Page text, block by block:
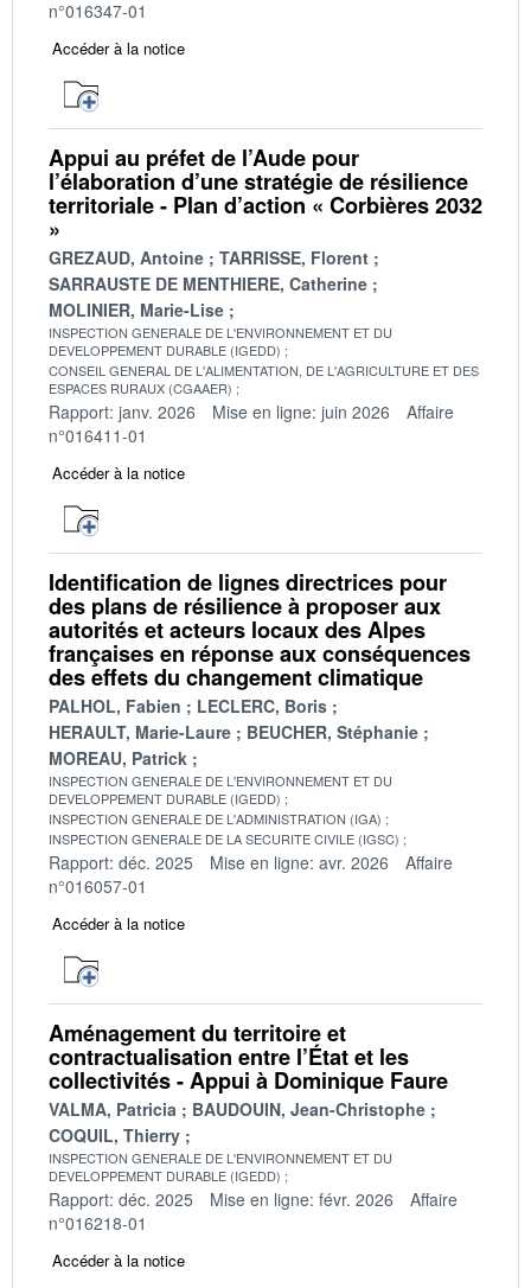
n°016347-01
Accéder à la notice
Appui au préfet de l’Aude pour
l’élaboration d’une stratégie de résilience
territoriale - Plan d’action « Corbières 2032
»
GREZAUD, Antoine
TARRISSE, Florent
SARRAUSTE DE MENTHIERE, Catherine
MOLINIER, Marie-Lise
INSPECTION GENERALE DE L'ENVIRONNEMENT ET DU
DEVELOPPEMENT DURABLE (IGEDD)
CONSEIL GENERAL DE L'ALIMENTATION, DE L'AGRICULTURE ET DES
ESPACES RURAUX (CGAAER)
Rapport: janv. 2026 Mise en ligne: juin 2026
Affaire
n°016411-01
Accéder à la notice
Identification de lignes directrices pour
des plans de résilience à proposer aux
autorités et acteurs locaux des Alpes
françaises en réponse aux conséquences
des effets du changement climatique
PALHOL, Fabien
LECLERC, Boris
HERAULT, Marie-Laure
BEUCHER, Stéphanie
MOREAU, Patrick
INSPECTION GENERALE DE L'ENVIRONNEMENT ET DU
DEVELOPPEMENT DURABLE (IGEDD)
INSPECTION GENERALE DE L'ADMINISTRATION (IGA)
INSPECTION GENERALE DE LA SECURITE CIVILE (IGSC)
Rapport: déc. 2025 Mise en ligne: avr. 2026
Affaire
n°016057-01
Accéder à la notice
Aménagement du territoire et
contractualisation entre l’État et les
collectivités - Appui à Dominique Faure
VALMA, Patricia
BAUDOUIN, Jean-Christophe
COQUIL, Thierry
INSPECTION GENERALE DE L'ENVIRONNEMENT ET DU
DEVELOPPEMENT DURABLE (IGEDD)
Rapport: déc. 2025 Mise en ligne: févr. 2026
Affaire
n°016218-01
Accéder à la notice